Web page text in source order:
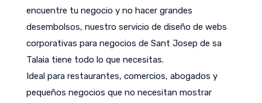
encuentre tu negocio y no hacer grandes
desembolsos, nuestro servicio de diseño de webs
corporativas para negocios de Sant Josep de sa
Talaia tiene todo lo que necesitas.
Ideal para restaurantes, comercios, abogados y
pequeños negocios que no necesitan mostrar